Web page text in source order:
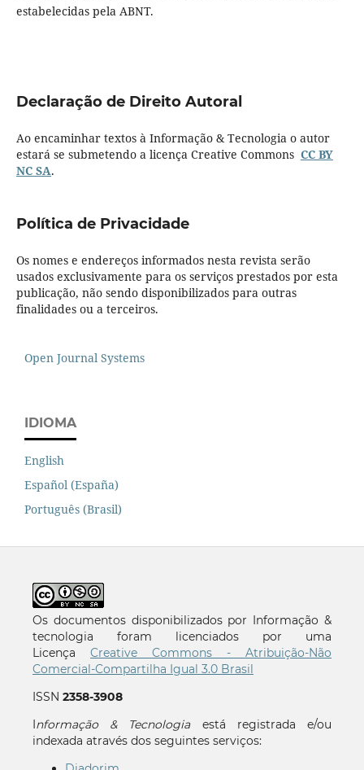
estabelecidas pela ABNT.
Declaração de Direito Autoral
Ao encaminhar textos à Informação & Tecnologia o autor
estará se submetendo a licença Creative Commons CC BY
NC SA.
Política de Privacidade
Os nomes e endereços informados nesta revista serão
usados exclusivamente para os serviços prestados por esta
publicação, não sendo disponibilizados para outras
finalidades ou a terceiros.
Open Journal Systems
IDIOMA
English
Español (España)
Português (Brasil)
Os documentos disponibilizados por Informação &
tecnologia foram licenciados por uma
Licença Creative Commons - Atribuição-Não
Comercial-Compartilha Igual 3.0 Brasil
ISSN 2358-3908
Informação & Tecnologiaestá registrada e/ou
indexada através dos seguintes serviços: